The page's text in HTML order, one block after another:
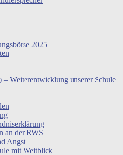
2025
Weiterentwicklung unserer Schule
an der RWS
Angst
mit Weitblick